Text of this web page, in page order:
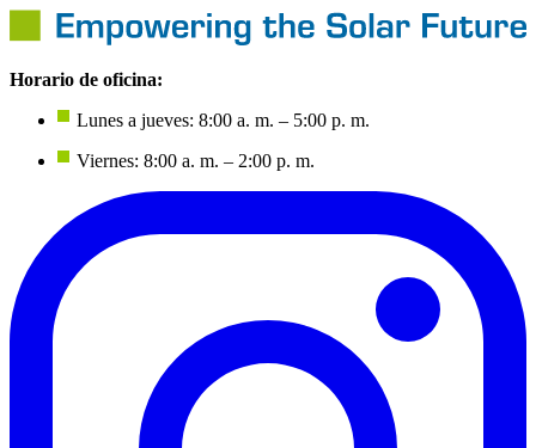
Horario de oficina:
Lunes a jueves: 8:00 a. m. – 5:00 p. m.
Viernes: 8:00 a. m. – 2:00 p. m.